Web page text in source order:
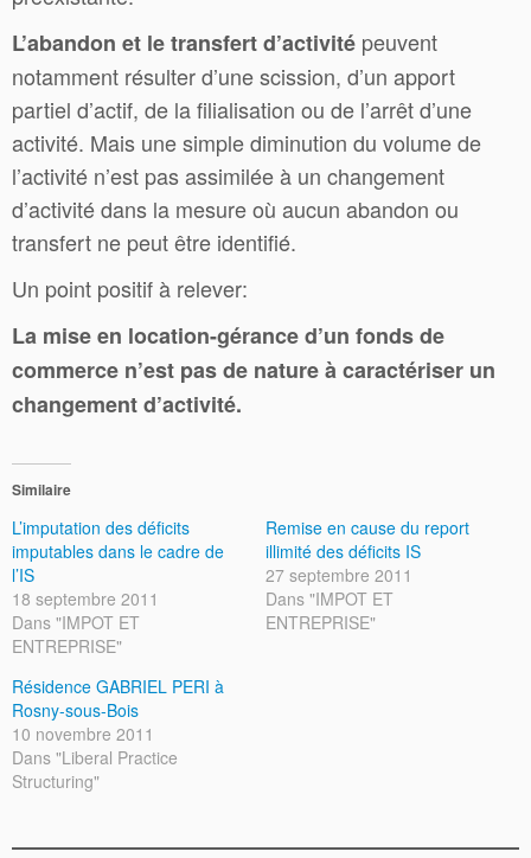
L’abandon et le transfert d’activité peuvent
notamment résulter d’une scission, d’un apport
partiel d’actif, de la filialisation ou de l’arrêt d’une
activité. Mais une simple diminution du volume de
l’activité n’est pas assimilée à un changement
d’activité dans la mesure où aucun abandon ou
transfert ne peut être identifié.
Un point positif à relever:
La mise en location-gérance d’un fonds de
commerce n’est pas de nature à caractériser un
changement d’activité.
Similaire
L’imputation des déficits
imputables dans le cadre de
l’IS
18 septembre 2011
Dans "IMPOT ET
ENTREPRISE"
Remise en cause du report
illimité des déficits IS
27 septembre 2011
Dans "IMPOT ET
ENTREPRISE"
Résidence GABRIEL PERI à
Rosny-sous-Bois
10 novembre 2011
Dans "Liberal Practice
Structuring"